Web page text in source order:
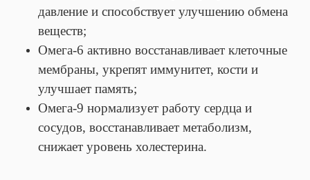
давление и способствует улучшению обмена
веществ;
Омега-6 активно восстанавливает клеточные
мембраны, укрепят иммунитет, кости и
улучшает память;
Омега-9 нормализует работу сердца и
сосудов, восстанавливает метаболизм,
снижает уровень холестерина.